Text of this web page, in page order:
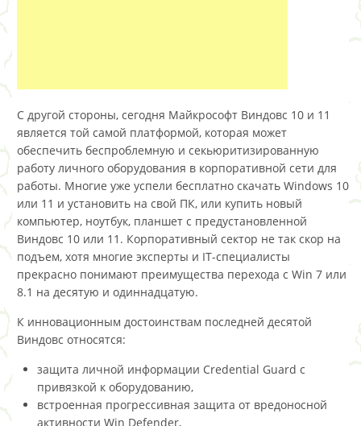
С другой стороны, сегодня Майкрософт Виндовс 10 и 11
является той самой платформой, которая может
обеспечить беспроблемную и секьюритизированную
работу личного оборудования в корпоративной сети для
работы. Многие уже успели бесплатно скачать Windows 10
или 11 и установить на свой ПК, или купить новый
компьютер, ноутбук, планшет с предустановленной
Виндовс 10 или 11. Корпоративный сектор не так скор на
подъем, хотя многие эксперты и IT-специалисты
прекрасно понимают преимущества перехода с Win 7 или
8.1 на десятую и одиннадцатую.
К инновационным достоинствам последней десятой
Виндовс относятся:
защита личной информации Credential Guard с
привязкой к оборудованию,
встроенная прогрессивная защита от вредоносной
активности Win Defender,